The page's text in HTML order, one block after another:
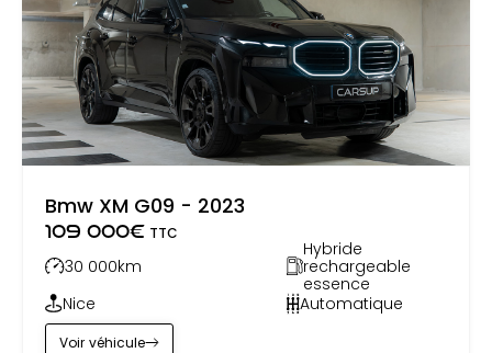
Bmw XM G09 - 2023
109 000€ TTC
30 000km
Hybride
rechargeable
essence
Nice
Automatique
Voir véhicule